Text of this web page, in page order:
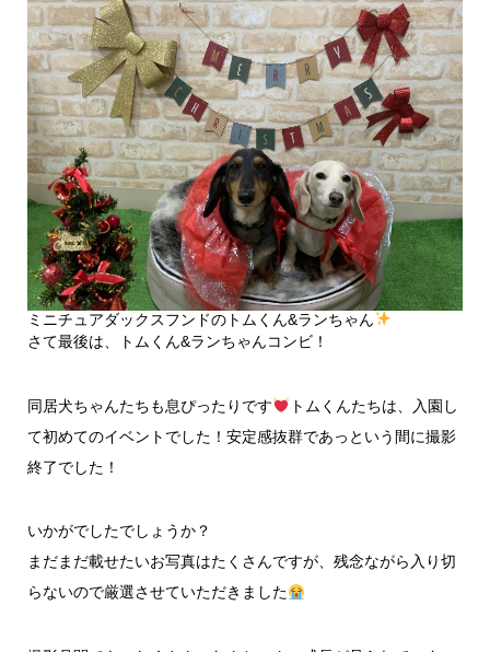
ミニチュアダックスフンドのトムくん&ランちゃん
さて最後は、トムくん&ランちゃんコンビ！
同居犬ちゃんたちも息ぴったりです
トムくんたちは、入園し
て初めてのイベントでした！安定感抜群であっという間に撮影
終了でした！
いかがでしたでしょうか？
まだまだ載せたいお写真はたくさんですが、残念ながら入り切
らないので厳選させていただきました